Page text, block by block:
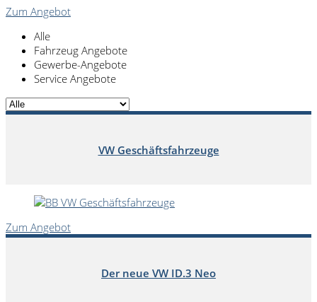
Zum Angebot
Alle
Fahrzeug Angebote
Gewerbe-Angebote
Service Angebote
VW Geschäftsfahrzeuge
Zum Angebot
Der neue VW ID.3 Neo